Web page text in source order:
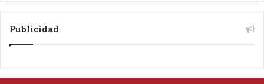
Publicidad